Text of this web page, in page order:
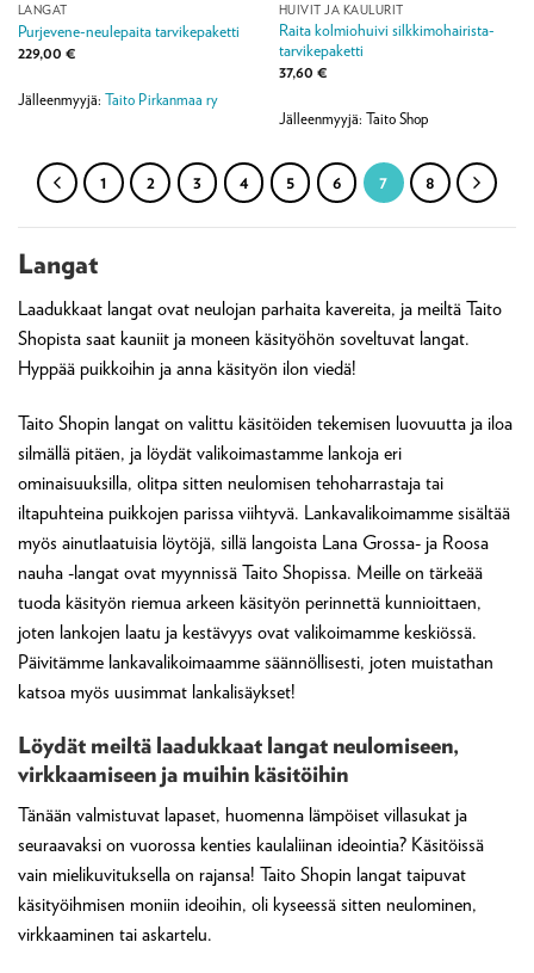
LANGAT
Purjevene-neulepaita tarvikepaketti
229,00 €
Jälleenmyyjä: Taito Pirkanmaa ry
HUIVIT JA KAULURIT
Raita kolmiohuivi silkkimohairista-
tarvikepaketti
37,60 €
Jälleenmyyjä: Taito Shop
1 2 3 4 5 6 7 8
Langat
Laadukkaat langat ovat neulojan parhaita kavereita, ja meiltä Taito
Shopista saat kauniit ja moneen käsityöhön soveltuvat langat.
Hyppää puikkoihin ja anna käsityön ilon viedä!
Taito Shopin langat on valittu käsitöiden tekemisen luovuutta ja iloa
silmällä pitäen, ja löydät valikoimastamme lankoja eri
ominaisuuksilla, olitpa sitten neulomisen tehoharrastaja tai
iltapuhteina puikkojen parissa viihtyvä. Lankavalikoimamme sisältää
myös ainutlaatuisia löytöjä, sillä langoista Lana Grossa- ja Roosa
nauha -langat ovat myynnissä Taito Shopissa. Meille on tärkeää
tuoda käsityön riemua arkeen käsityön perinnettä kunnioittaen,
joten lankojen laatu ja kestävyys ovat valikoimamme keskiössä.
Päivitämme lankavalikoimaamme säännöllisesti, joten muistathan
katsoa myös uusimmat lankalisäykset!
Löydät meiltä laadukkaat langat neulomiseen,
virkkaamiseen ja muihin käsitöihin
Tänään valmistuvat lapaset, huomenna lämpöiset villasukat ja
seuraavaksi on vuorossa kenties kaulaliinan ideointia? Käsitöissä
vain mielikuvituksella on rajansa! Taito Shopin langat taipuvat
käsityöihmisen moniin ideoihin, oli kyseessä sitten neulominen,
virkkaaminen tai askartelu.